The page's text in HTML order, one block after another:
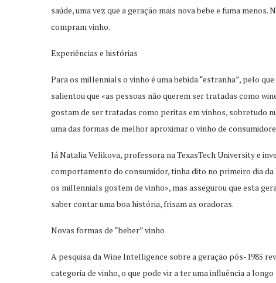
saúde, uma vez que a geração mais nova bebe e fuma
compram vinho.
Experiências e histórias
Para os millennials o vinho é uma bebida “estranha”, pelo
salientou que «as pessoas não querem ser tratadas como
gostam de ser tratadas como peritas em vinhos, sobretudo
uma das formas de melhor aproximar o vinho de
Já Natalia Velikova, professora na TexasTech University e
comportamento do consumidor, tinha dito no primeiro dia da
os millennials gostem de vinho», mas assegurou que esta
saber contar uma boa história, frisam as oradoras.
Novas formas de “beber” vinho
A pesquisa da Wine Intelligence sobre a geração pós-1985
categoria de vinho, o que pode vir a ter uma influência a